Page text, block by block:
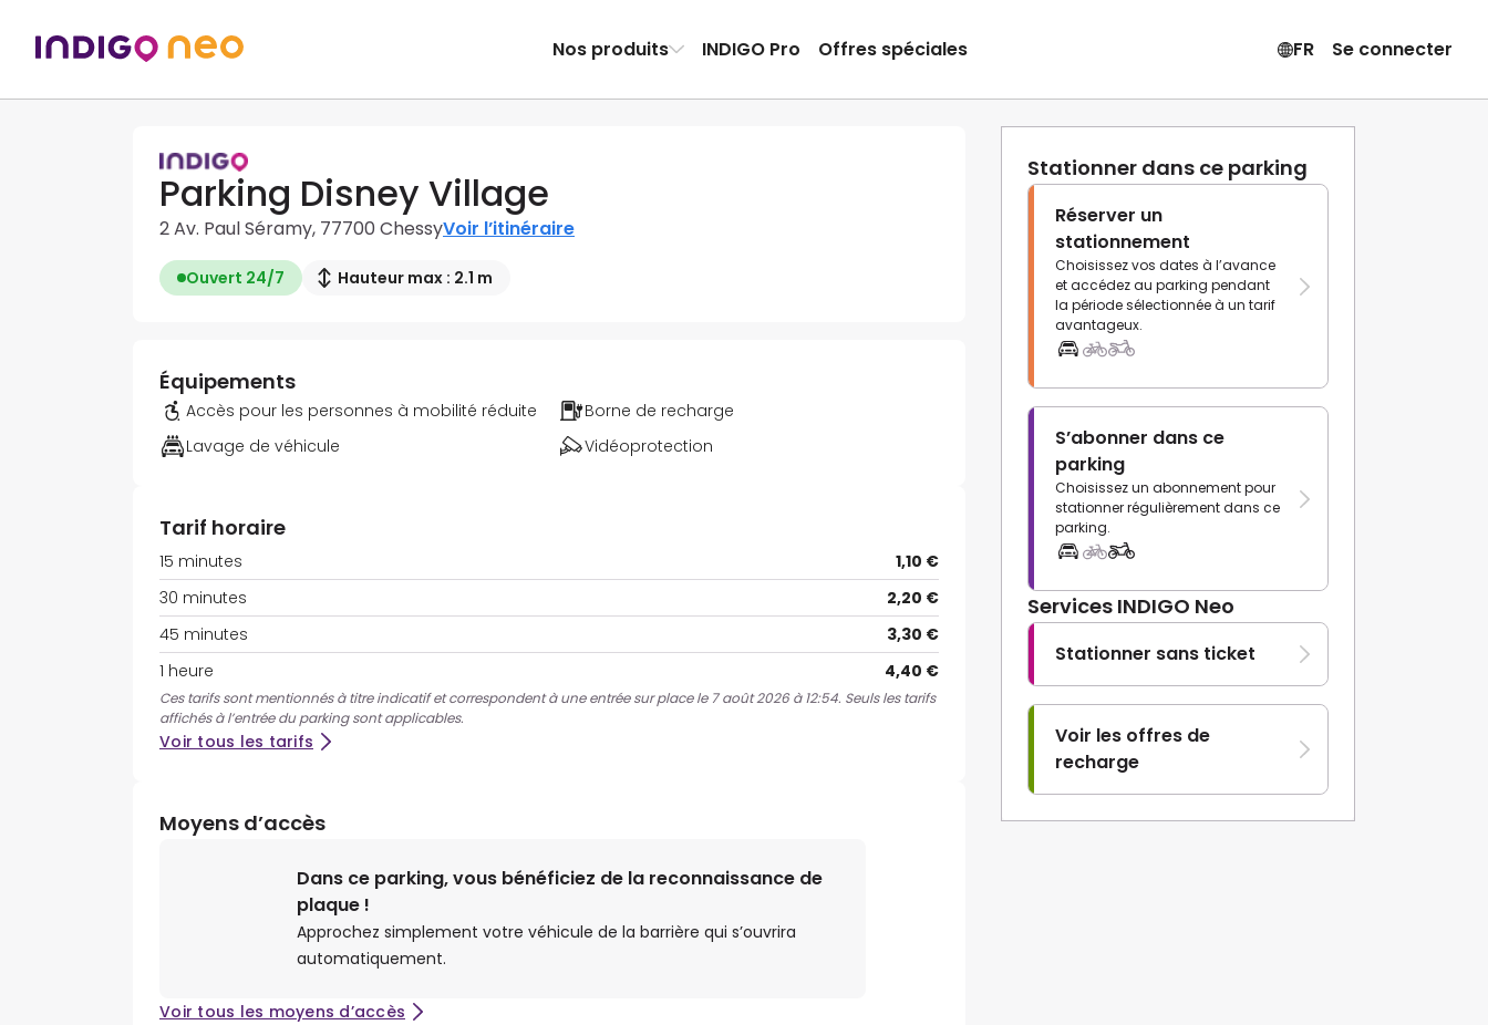
Nos produits INDIGO Pro Offres spéciales FR Se connecter
Parking Disney Village
2 Av. Paul Séramy, 77700 ChessyVoir l’itinéraire
Ouvert 24/7 Hauteur max : 2.1 m
Stationner dans ce parking
Réserver un
stationnement
Choisissez vos dates à l’avance
et accédez au parking pendant
la période sélectionnée à un tarif
avantageux.
S’abonner dans ce
parking
Choisissez un abonnement pour
stationner régulièrement dans ce
parking.
Services INDIGO Neo
Stationner sans ticket
Voir les offres de
recharge
Équipements
Accès pour les personnes à mobilité réduite
Borne de recharge
Lavage de véhicule
Vidéoprotection
Tarif horaire
15 minutes
1,10 €
30 minutes
2,20 €
45 minutes
3,30 €
1 heure
4,40 €
Ces tarifs sont mentionnés à titre indicatif et correspondent à une entrée sur place le 7 août 2026 à 12:54. Seuls les tarifs
affichés à l’entrée du parking sont applicables.
Voir tous les tarifs
Moyens d’accès
Dans ce parking, vous bénéficiez de la reconnaissance de
plaque !
Approchez simplement votre véhicule de la barrière qui s’ouvrira
automatiquement.
Voir tous les moyens d’accès